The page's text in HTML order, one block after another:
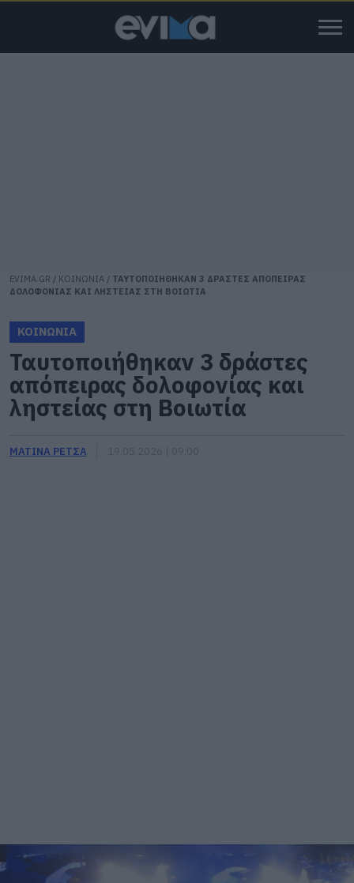
EVIMA.GR / ΚΟΙΝΩΝΙΑ / ΤΑΥΤΟΠΟΙΗΘΗΚΑΝ 3 ΔΡΑΣΤΕΣ ΑΠΟΠΕΙΡΑΣ
ΔΟΛΟΦΟΝΙΑΣ ΚΑΙ ΛΗΣΤΕΙΑΣ ΣΤΗ ΒΟΙΩΤΙΑ
ΚΟΙΝΩΝΙΑ
Ταυτοποιήθηκαν 3 δράστες
απόπειρας δολοφονίας και
ληστείας στη Βοιωτία
ΜΑΤΙΝΑ ΡΕΤΣΑ